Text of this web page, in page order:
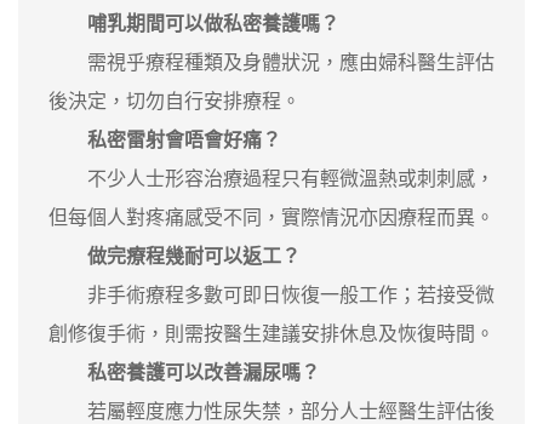
哺乳期間可以做私密養護嗎？
需視乎療程種類及身體狀況，應由婦科醫生評估
後決定，切勿自行安排療程。
私密雷射會唔會好痛？
不少人士形容治療過程只有輕微溫熱或刺刺感，
但每個人對疼痛感受不同，實際情況亦因療程而異。
做完療程幾耐可以返工？
非手術療程多數可即日恢復一般工作；若接受微
創修復手術，則需按醫生建議安排休息及恢復時間。
私密養護可以改善漏尿嗎？
若屬輕度應力性尿失禁，部分人士經醫生評估後